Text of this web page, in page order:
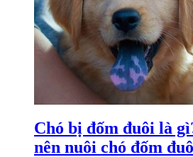
Chó bị đốm đuôi là
nên nuôi chó đốm